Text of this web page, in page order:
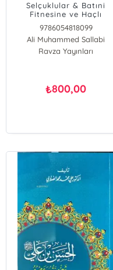
Selçuklular & Batıni
Fitnesine ve Haçlı
Savaşına Karşı Bir İslami
Mücadele Projesinin
Doğuşu; İslam Tarihi
Selçuklular Dönemi
9786054818099
Ali Muhammed Sallabi
Ravza Yayınları
₺800,00